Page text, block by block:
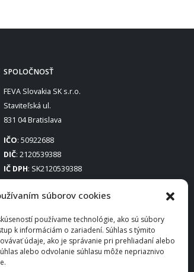
súborov cookies
používame technológie, ako sú súbory
k informáciám o zariadení. Súhlas s týmito
údaje, ako je správanie pri prehliadaní alebo
alebo odvolanie súhlasu môže nepriaznivo
SPOLOČNOSŤ
FEVA Slovakia SK s.r.o.
Staviteľská ul.
831 04 Bratislava
IČO: 50922688
DIČ: 2120539388
IČ DPH: SK2120539388